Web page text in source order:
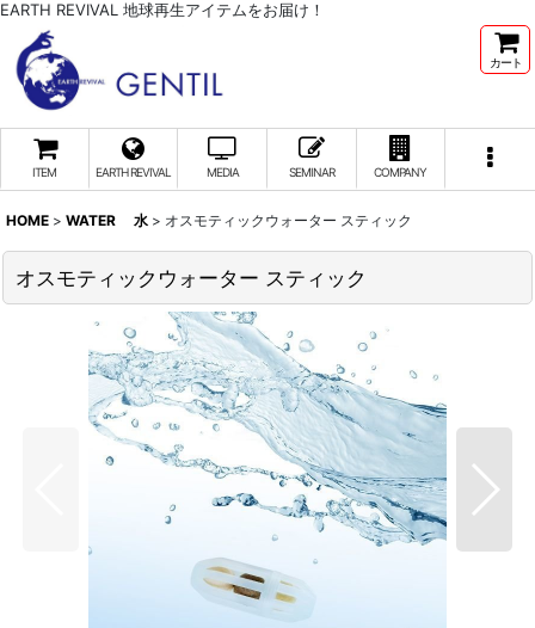
EARTH REVIVAL 地球再生アイテムをお届け！
カート
ITEM EARTH REVIVAL MEDIA SEMINAR COMPANY
HOME > WATER 水 > オスモティックウォーター スティック
オスモティックウォーター スティック